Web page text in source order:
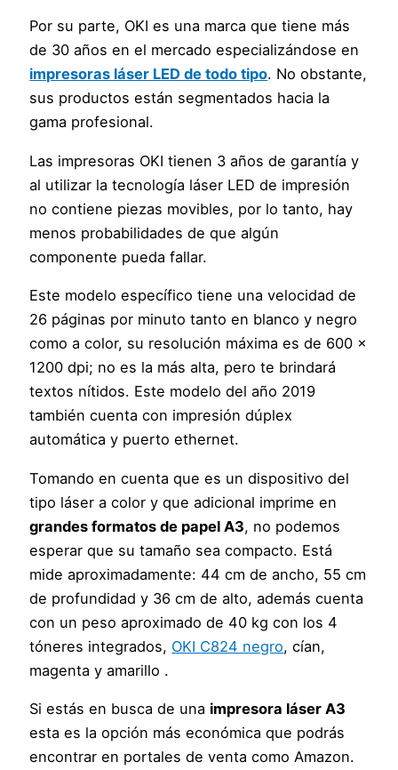
Por su parte, OKI es una marca que tiene más
de 30 años en el mercado especializándose en
impresoras láser LED de todo tipo. No obstante,
sus productos están segmentados hacia la
gama profesional.
Las impresoras OKI tienen 3 años de garantía y
al utilizar la tecnología láser LED de impresión
no contiene piezas movibles, por lo tanto, hay
menos probabilidades de que algún
componente pueda fallar.
Este modelo específico tiene una velocidad de
26 páginas por minuto tanto en blanco y negro
como a color, su resolución máxima es de 600 x
1200 dpi; no es la más alta, pero te brindará
textos nítidos. Este modelo del año 2019
también cuenta con impresión dúplex
automática y puerto ethernet.
Tomando en cuenta que es un dispositivo del
tipo láser a color y que adicional imprime en
grandes formatos de papel A3, no podemos
esperar que su tamaño sea compacto. Está
mide aproximadamente: 44 cm de ancho, 55 cm
de profundidad y 36 cm de alto, además cuenta
con un peso aproximado de 40 kg con los 4
tóneres integrados, OKI C824 negro, cían,
magenta y amarillo .
Si estás en busca de una impresora láser A3
esta es la opción más económica que podrás
encontrar en portales de venta como Amazon.